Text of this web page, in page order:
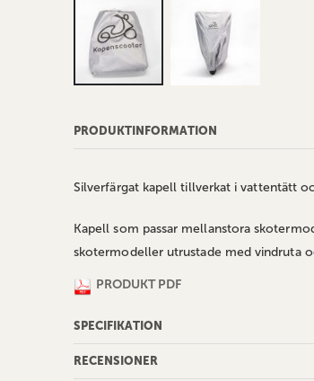
början
bildgalleriet
PRODUKTINFORMATION
Silverfärgat kapell tillverkat i vattentätt
Kapell som passar mellanstora
skotermodeller utrustade med vindruta
PRODUKT PDF
SPECIFIKATION
RECENSIONER